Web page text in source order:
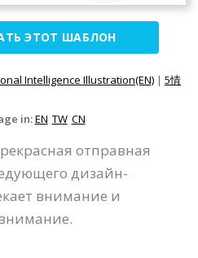
ЭТОТ ШАБЛОН
Intelligence Illustration(EN) | 5情
in:EN TW CN
отправная
дизайн-
внимание и